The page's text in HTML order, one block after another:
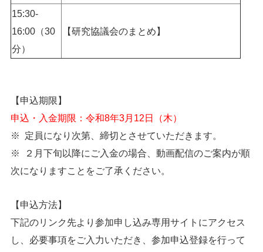
15:30-
16:00（30
分）
【研究協議会のまとめ】
【申込期限】
申込・入金期限：令和8年3月12日（木）
※ 定員になり次第、締切とさせていただきます。
※ ２月下旬以降にご入金の場合、動画配信のご案内が順
次になりますことをご了承ください。
【申込方法】
下記のリンク先より参加申し込み専用サイトにアクセス
し、必要事項をご入力いただき、参加申込登録を行って